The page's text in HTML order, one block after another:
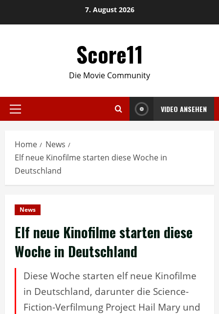
7. August 2026
Score11
Die Movie Community
Primary
VIDEO ANSEHEN
Home
News
Elf neue Kinofilme starten diese Woche in
Deutschland
News
Elf neue Kinofilme starten diese
Woche in Deutschland
Diese Woche starten elf neue Kinofilme
in Deutschland, darunter die Science-
Fiction-Verfilmung Project Hail Mary und